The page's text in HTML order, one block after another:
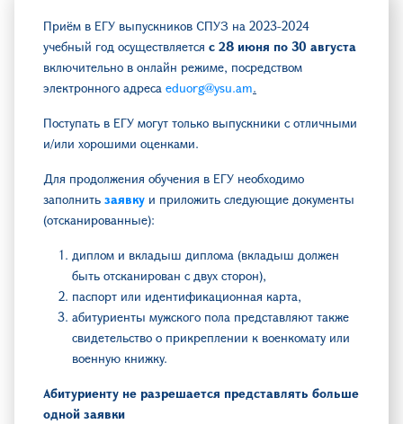
Приём в ЕГУ выпускников СПУЗ на 2023-2024
учебный год осуществляется с 28 июня по 30 августа
включительно в онлайн режиме, посредством
электронного адреса eduorg@ysu.am.
Поступать в ЕГУ могут только выпускники с отличными
и/или хорошими оценками.
Для продолжения обучения в ЕГУ необходимо
заполнить заявку и приложить следующие документы
(отсканированные):
диплом и вкладыш диплома (вкладыш должен
быть отсканирован с двух сторон),
паспорт или идентификационная карта,
абитуриенты мужского пола представляют также
свидетельство о прикреплении к военкомату или
военную книжку.
Абитуриенту не разрешается представлять больше
одной заявки